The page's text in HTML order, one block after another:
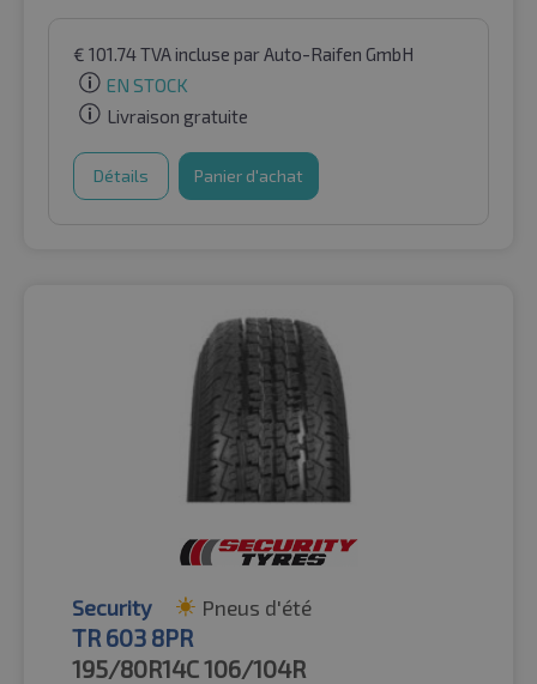
€ 101.74TVA incluse par Auto-Raifen GmbH
EN STOCK
Livraison gratuite
Détails Panier d'achat
Security Pneus d'été
TR 603 8PR
195/80R14C106/104R